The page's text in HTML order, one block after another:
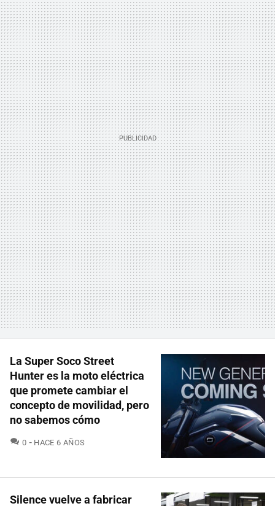
La Super Soco Street
Hunter es la moto eléctrica
que promete cambiar el
concepto de movilidad, pero
no sabemos cómo
0 COMENTARIOS
HACE 6 AÑOS
Silence vuelve a fabricar